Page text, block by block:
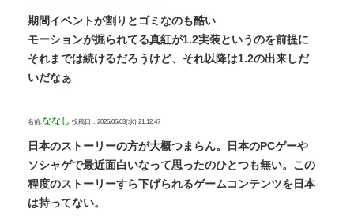
期間イベントが割りとゴミなのも酷い
モーションが掘られてる真紅が1.2実装というのを前提に
それまでは続けるだろうけど、それ以降は1.2の出来しだ
いだなぁ
名前:ななし 投稿日：2026/06/03(水) 21:12:47
日本のストーリーの方が大概つまらん。日本のPCゲーや
ソシャゲで最近面白いなって思ったのひとつも無い。この
程度のストーリーすら下げられるゲームコンテンツを日本
は持ってない。